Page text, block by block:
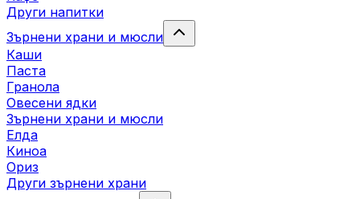
Други напитки
Зърнени храни и мюсли
Каши
Паста
Гранола
Овесени ядки
Зърнени храни и мюсли
Елда
Киноа
Ориз
Други зърнени храни